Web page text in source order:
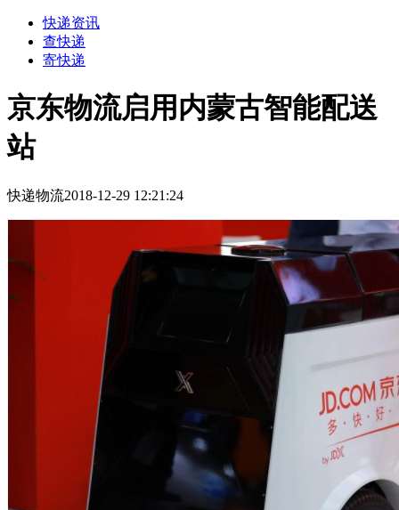
快递资讯
查快递
寄快递
京东物流启用内蒙古智能配送
站
快递物流2018-12-29 12:21:24